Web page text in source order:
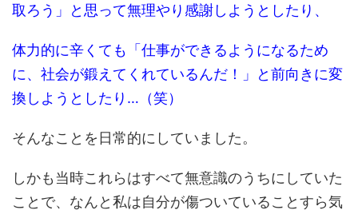
取ろう」と思って無理やり感謝しようとしたり、
体力的に辛くても「仕事ができるようになるため
に、社会が鍛えてくれているんだ！」と前向きに変
換しようとしたり…（笑）
そんなことを日常的にしていました。
しかも当時これらはすべて無意識のうちにしていた
ことで、なんと私は自分が傷ついていることすら気